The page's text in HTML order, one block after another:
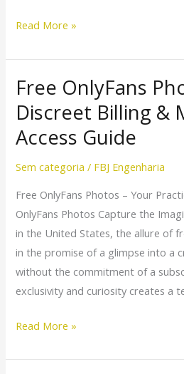
Read More »
Free OnlyFans
Discreet Billing &
Access Guide
Sem categoria / FBJ Engenharia
Free OnlyFans Photos – Your
OnlyFans Photos Capture the
in the United States, the allure of
in the promise of a glimpse into a
without the commitment of a
exclusivity and curiosity creates a
Free
OnlyFans
Photos:
Privacy,
Discreet
&
Mobile
Access
Guide
Read More »